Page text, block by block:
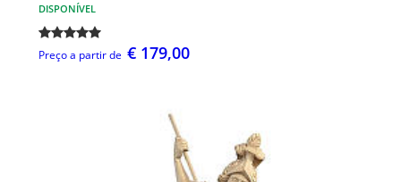
DISPONÍVEL
Preço a partir de € 179,00